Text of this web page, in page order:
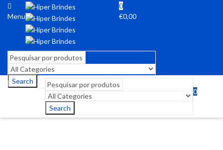
Menu
0
€0,00
Search
Search
0